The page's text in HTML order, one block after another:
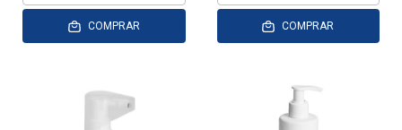
COMPRAR COMPRAR